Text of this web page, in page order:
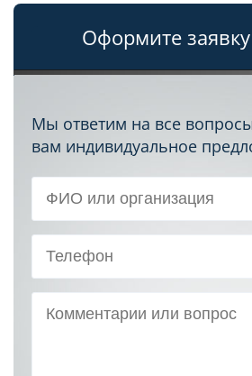
Оформите
Мы ответим на все
вам индивидуальное